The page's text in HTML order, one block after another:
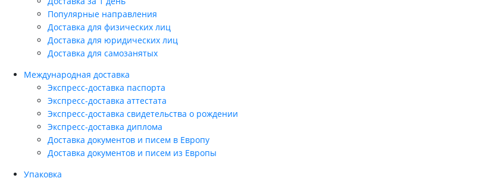
Популярные направления
Доставка для физических лиц
Доставка для юридических лиц
Доставка для самозанятых
Международная доставка
Экспресс-доставка паспорта
Экспресс-доставка аттестата
Экспресс-доставка свидетельства о рождении
Экспресс-доставка диплома
Доставка документов и писем в Европу
Доставка документов и писем из Европы
Упаковка